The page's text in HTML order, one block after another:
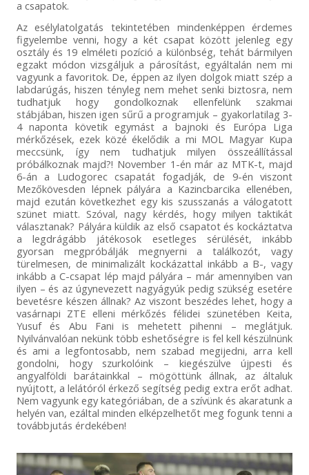
a csapatok.
Az esélylatolgatás tekintetében mindenképpen érdemes
figyelembe venni, hogy a két csapat között jelenleg egy
osztály és 19 elméleti pozíció a különbség, tehát bármilyen
egzakt módon vizsgáljuk a párosítást, egyáltalán nem mi
vagyunk a favoritok. De, éppen az ilyen dolgok miatt szép a
labdarúgás, hiszen tényleg nem mehet senki biztosra, nem
tudhatjuk hogy gondolkoznak ellenfelünk szakmai
stábjában, hiszen igen sűrű a programjuk – gyakorlatilag 3-
4 naponta követik egymást a bajnoki és Európa Liga
mérkőzések, ezek közé ékelődik a mi MOL Magyar Kupa
meccsünk, így nem tudhatjuk milyen összeállítással
próbálkoznak majd?! November 1-én már az MTK-t, majd
6-án a Ludogorec csapatát fogadják, de 9-én viszont
Mezőkövesden lépnek pályára a Kazincbarcika ellenében,
majd ezután következhet egy kis szusszanás a válogatott
szünet miatt. Szóval, nagy kérdés, hogy milyen taktikát
választanak? Pályára küldik az első csapatot és kockáztatva
a legdrágább játékosok esetleges sérülését, inkább
gyorsan megpróbálják megnyerni a találkozót, vagy
türelmesen, de minimalizált kockázattal inkább a B-, vagy
inkább a C-csapat lép majd pályára – már amennyiben van
ilyen – és az úgynevezett nagyágyúk pedig szükség esetére
bevetésre készen állnak? Az viszont beszédes lehet, hogy a
vasárnapi ZTE elleni mérkőzés félidei szünetében Keita,
Yusuf és Abu Fani is mehetett pihenni – meglátjuk.
Nyilvánvalóan nekünk több eshetőségre is fel kell készülnünk
és ami a legfontosabb, nem szabad megijedni, arra kell
gondolni, hogy szurkolóink – kiegészülve újpesti és
angyalföldi barátainkkal – mögöttünk állnak, az általuk
nyújtott, a lelátóról érkező segítség pedig extra erőt adhat.
Nem vagyunk egy kategóriában, de a szívünk és akaratunk a
helyén van, ezáltal minden elképzelhetőt meg fogunk tenni a
továbbjutás érdekében!